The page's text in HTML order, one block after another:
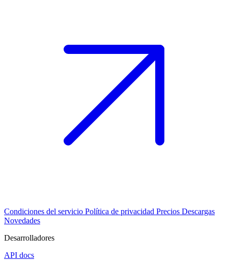
Condiciones del servicio Política de privacidad Precios Descargas
Novedades
Desarrolladores
API docs